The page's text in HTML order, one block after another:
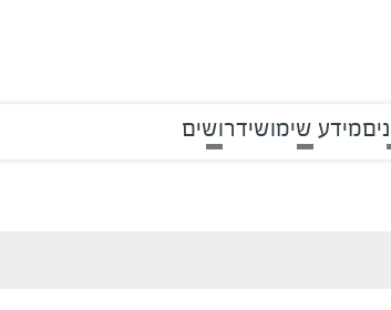
מידע שימושידרושים